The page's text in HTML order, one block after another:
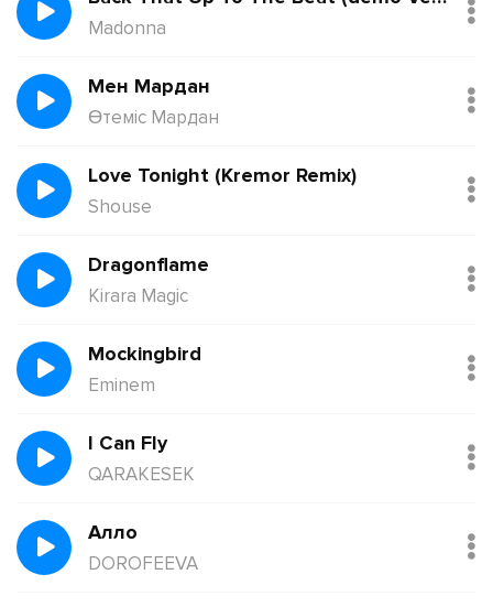
Madonna
Мен Мардан
Өтеміс Мардан
Love Tonight (Kremor Remix)
Shouse
Dragonflame
Kirara Magic
Mockingbird
Eminem
I Can Fly
QARAKESEK
Алло
DOROFEEVA